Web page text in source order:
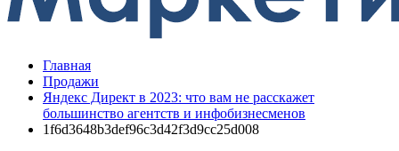
Главная
Продажи
Яндекс Директ в 2023: что вам не расскажет
большинство агентств и инфобизнесменов
1f6d3648b3def96c3d42f3d9cc25d008